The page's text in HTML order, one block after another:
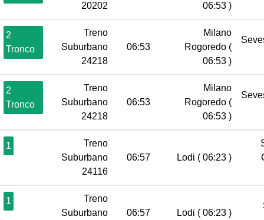
20202
06:53 )
2
Tronco
Treno
Suburbano
24218
06:53
Milano
Rogoredo (
06:53 )
2
Tronco
Treno
Suburbano
24218
06:53
Milano
Rogoredo (
06:53 )
1
Treno
Suburbano
24116
06:57 Lodi ( 06:23 )
1
Treno
Suburbano
06:57 Lodi ( 06:23 )